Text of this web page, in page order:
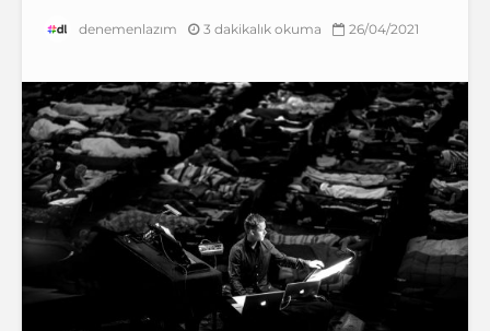
denemenlazım 3 dakikalık okuma 26/04/2021